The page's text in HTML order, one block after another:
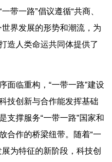
带一路”倡议遵循“共商、
界发展的形势和潮流，为
造人类命运共同体提供了
面临重构，“一带一路”建设
技创新与合作能发挥基础
支撑服务“一带一路”国家和
合作的桥梁纽带。随着“一
为特征的新阶段，科技创